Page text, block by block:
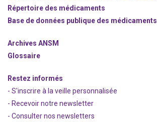
Répertoire des médicaments
Base de données publique des médicaments
Archives ANSM
Glossaire
Restez informés
- S'inscrire à la veille personnalisée
- Recevoir notre newsletter
- Consulter nos newsletters